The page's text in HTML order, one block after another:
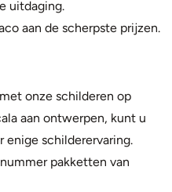
uitdaging.
aan de scherpste prijzen.
onze schilderen op
aan ontwerpen, kunt u
enige schilderervaring.
pakketten van